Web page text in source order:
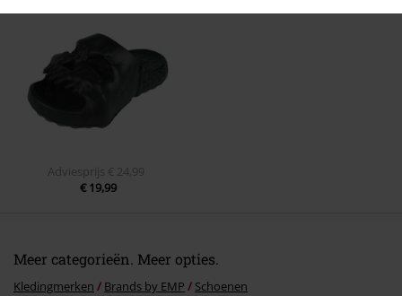
Commentaar versturen
Adviesprijs
€ 24,99
€ 19,99
Meer categorieën. Meer opties.
Kledingmerken Brands by EMP Schoenen